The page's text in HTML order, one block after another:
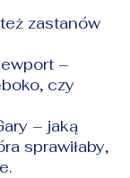
zastanów
–
czy
– jaką
sprawiłaby,